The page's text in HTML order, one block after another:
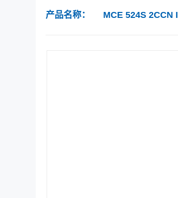
产品名称： MCE 524S 2CCN I